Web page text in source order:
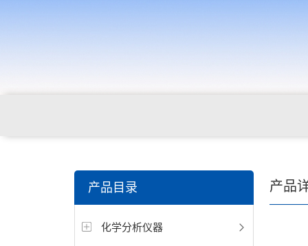
产品目录
化学分析仪器
产品